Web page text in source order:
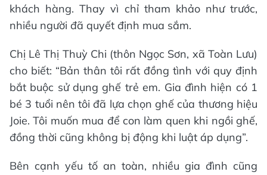
khách hàng. Thay vì chỉ tham khảo như trước,
nhiều người đã quyết định mua sắm.
Chị Lê Thị Thuỳ Chi (thôn Ngọc Sơn, xã Toàn Lưu)
cho biết: “Bản thân tôi rất đồng tình với quy định
bắt buộc sử dụng ghế trẻ em. Gia đình hiện có 1
bé 3 tuổi nên tôi đã lựa chọn ghế của thương hiệu
Joie. Tôi muốn mua để con làm quen khi ngồi ghế,
đồng thời cũng không bị động khi luật áp dụng”.
Bên cạnh yếu tố an toàn, nhiều gia đình cũng